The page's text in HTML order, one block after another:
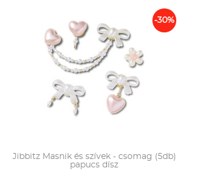
-30%
Jibbitz Masnik és szívek - csomag (5db)
papucs dísz